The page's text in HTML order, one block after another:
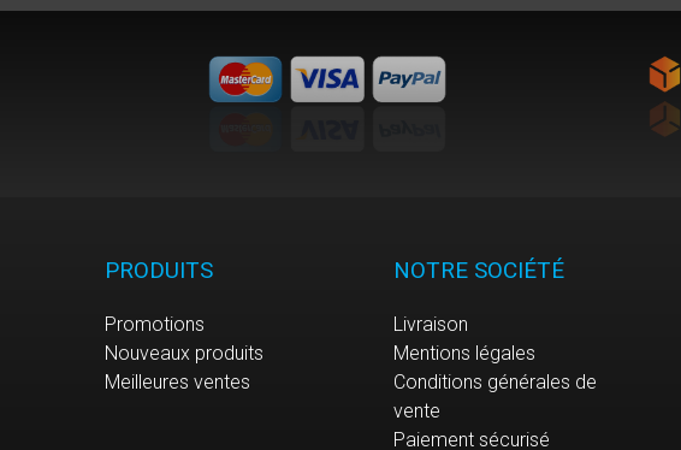
PRODUITS
Promotions
Nouveaux produits
Meilleures ventes
NOTRE SOCIÉTÉ
Livraison
Mentions légales
Conditions générales de
vente
Paiement sécurisé